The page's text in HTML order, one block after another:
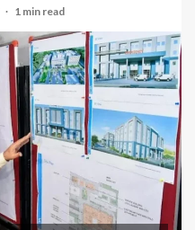
1 min read